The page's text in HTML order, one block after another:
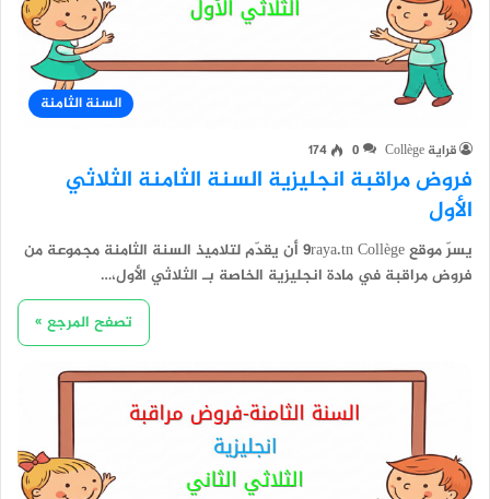
السنة الثامنة
قراية Collège 0
174
فروض مراقبة انجليزية السنة الثامنة الثلاثي
الأول
يسرّ موقع 9raya.tn Collège أن يقدّم لتلاميذ السنة الثامنة مجموعة من
فروض مراقبة في مادة انجليزية الخاصة بـ الثلاثي الأول،…
تصفح المرجع »